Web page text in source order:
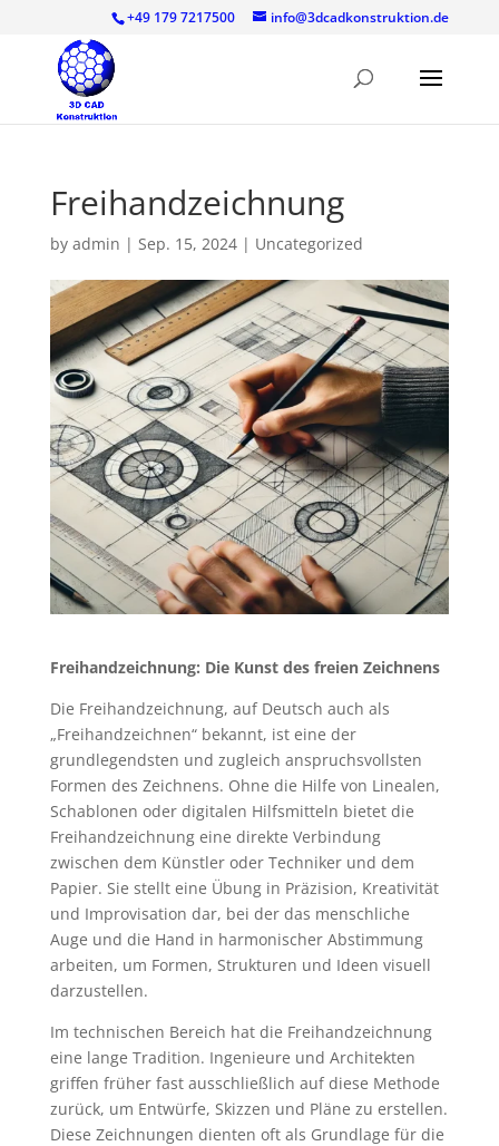
+49 179 7217500 info@3dcadkonstruktion.de
Freihandzeichnung
by admin | Sep. 15, 2024| Uncategorized
Freihandzeichnung: Die Kunst des freien Zeichnens
Die Freihandzeichnung, auf Deutsch auch als
„Freihandzeichnen“ bekannt, ist eine der
grundlegendsten und zugleich anspruchsvollsten
Formen des Zeichnens. Ohne die Hilfe von Linealen,
Schablonen oder digitalen Hilfsmitteln bietet die
Freihandzeichnung eine direkte Verbindung
zwischen dem Künstler oder Techniker und dem
Papier. Sie stellt eine Übung in Präzision, Kreativität
und Improvisation dar, bei der das menschliche
Auge und die Hand in harmonischer Abstimmung
arbeiten, um Formen, Strukturen und Ideen visuell
darzustellen.
Im technischen Bereich hat die Freihandzeichnung
eine lange Tradition. Ingenieure und Architekten
griffen früher fast ausschließlich auf diese Methode
zurück, um Entwürfe, Skizzen und Pläne zu erstellen.
Diese Zeichnungen dienten oft als Grundlage für die